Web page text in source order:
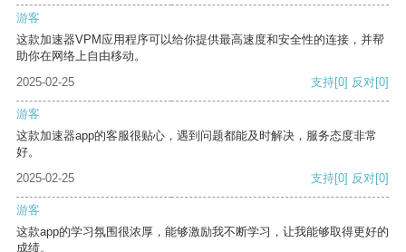
游客
这款加速器VPM应用程序可以给你提供最高速度和安全性的连接，并帮
助你在网络上自由移动。
2025-02-25
支持[0] 反对[0]
游客
这款加速器app的客服很贴心，遇到问题都能及时解决，服务态度非常
好。
2025-02-25
支持[0] 反对[0]
游客
这款app的学习氛围很浓厚，能够激励我不断学习，让我能够取得更好的
成绩。